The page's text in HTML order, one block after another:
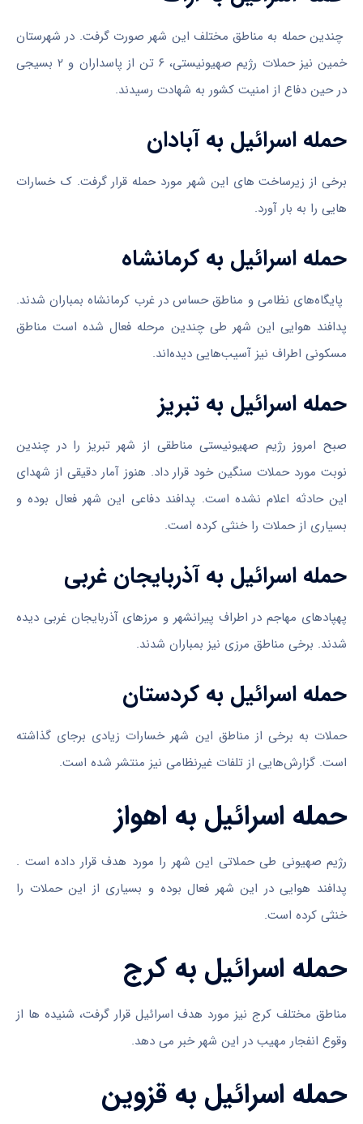
چندین حمله به مناطق مختلف این شهر صورت گرفت. در شهرستان
خمین نیز حملات رژیم صهیونیستی، ۶ تن از پاسداران و ۲ بسیجی
در حین دفاع از امنیت کشور به شهادت رسیدند.
حمله اسرائیل به آبادان
برخی از زیرساخت های این شهر مورد حمله قرار گرفت. ک خسارات
هایی را به بار آورد.
حمله اسرائیل به کرمانشاه
پایگاه‌های نظامی و مناطق حساس در غرب کرمانشاه بمباران شدند.
پدافند هوایی این شهر طی چندین مرحله فعال شده است مناطق
مسکونی اطراف نیز آسیب‌هایی دیده‌اند.
حمله اسرائیل به تبریز
صبح امروز رژیم صهیونیستی مناطقی از شهر تبریز را در چندین
نوبت مورد حملات سنگین خود قرار داد. هنوز آمار دقیقی از شهدای
این حادثه اعلام نشده است. پدافند دفاعی این شهر فعال بوده و
بسیاری از حملات را خنثی کرده است.
حمله اسرائیل به آذربایجان غربی
پهپادهای مهاجم در اطراف پیرانشهر و مرزهای آذربایجان غربی دیده
شدند. برخی مناطق مرزی نیز بمباران شدند.
حمله اسرائیل به کردستان
حملات به برخی از مناطق این شهر خسارات زیادی برجای گذاشته
است. گزارش‌هایی از تلفات غیرنظامی نیز منتشر شده است.
حمله اسرائیل به اهواز
رژیم صهیونی طی حملاتی این شهر را مورد هدف قرار داده است .
پدافند هوایی در این شهر فعال بوده و بسیاری از این حملات را
خنثی کرده است.
حمله اسرائیل به کرج
مناطق مختلف کرج نیز مورد هدف اسرائیل قرار گرفت، شنیده ها از
وقوع انفجار مهیب در این شهر خبر می دهد.
حمله اسرائیل به قزوین